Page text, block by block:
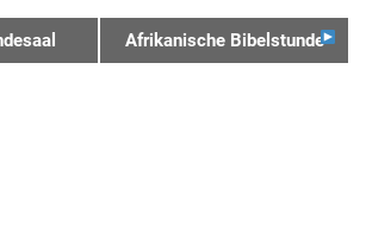
Afrikanische Bibelstunde